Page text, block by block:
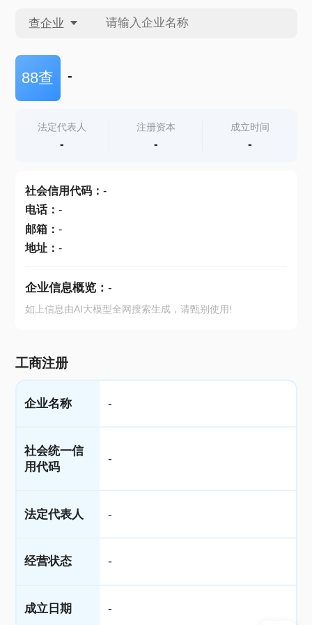
查企业
查企业
查产地
88查 -
法定代表人
-
注册资本
-
成立时间
-
社会信用代码： -
电话： -
邮箱： -
地址： -
企业信息概览： -
如上信息由AI大模型全网搜索生成，请甄别使用!
工商注册
企业名称 -
社会统一信
用代码
-
法定代表人 -
经营状态 -
成立日期 -